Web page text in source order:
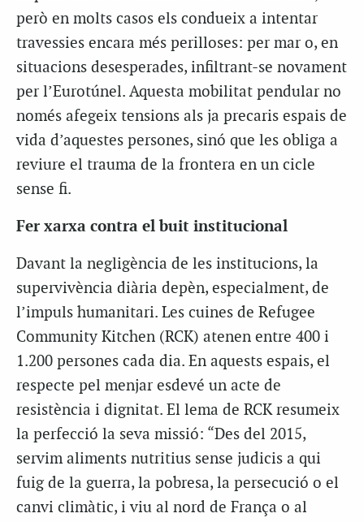
però en molts casos els condueix a intentar
travessies encara més perilloses: per mar o, en
situacions desesperades, infiltrant-se novament
per l’Eurotúnel. Aquesta mobilitat pendular no
només afegeix tensions als ja precaris espais de
vida d’aquestes persones, sinó que les obliga a
reviure el trauma de la frontera en un cicle
sense fi.
Fer xarxa contra el buit institucional
Davant la negligència de les institucions, la
supervivència diària depèn, especialment, de
l’impuls humanitari. Les cuines de Refugee
Community Kitchen (RCK) atenen entre 400 i
1.200 persones cada dia. En aquests espais, el
respecte pel menjar esdevé un acte de
resistència i dignitat. El lema de RCK resumeix
la perfecció la seva missió: “Des del 2015,
servim aliments nutritius sense judicis a qui
fuig de la guerra, la pobresa, la persecució o el
canvi climàtic, i viu al nord de França o al